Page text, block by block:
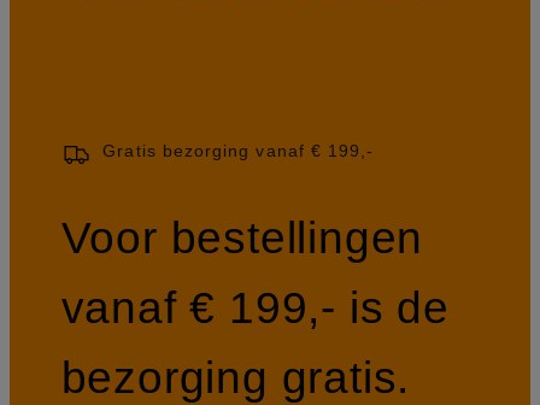
Gratis bezorging vanaf € 199,-
Voor bestellingen
vanaf € 199,- is de
bezorging gratis.